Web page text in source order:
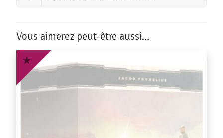
Vous aimerez peut-être aussi…